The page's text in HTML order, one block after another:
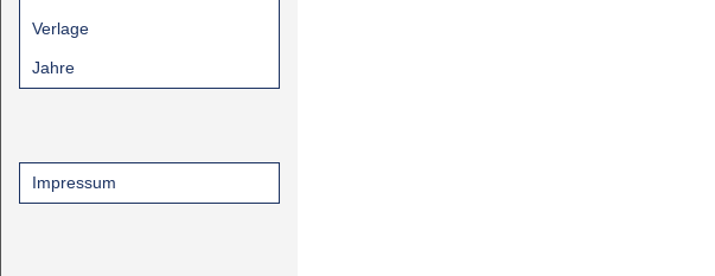
Verlage
Jahre
Impressum